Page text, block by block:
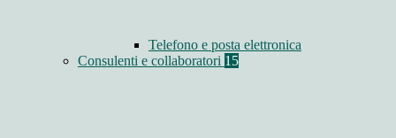
Telefono e posta elettronica
Consulenti e collaboratori 15